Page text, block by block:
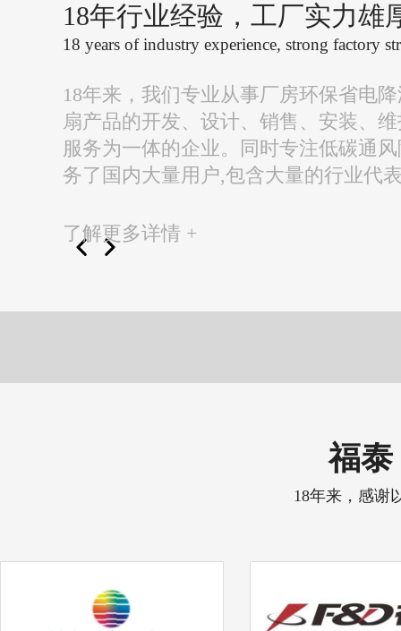
18年行业经验，工厂实力雄
18 years of industry experience, strong factory
18年来，我们专业从事厂房环保省电
扇产品的开发、设计、销售、安装、
服务为一体的企业。同时专注低碳通
务了国内大量用户,包含大量的行业代
了解更多详情 +
福泰
18年来，感谢